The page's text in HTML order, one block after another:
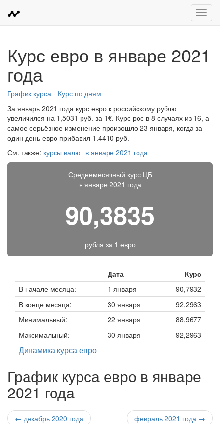
Меню
Курс евро в январе 2021
года
График курса
Курс по дням
За январь 2021 года курс евро к российскому рублю
увеличился на 1,5031 руб. за 1€. Курс рос в 8 случаях из 16, а
самое серьёзное изменение произошло 23 января, когда за
один день евро прибавил 1,4410 руб.
См. также: курсы валют в январе 2021 года
Среднемесячный курс ЦБ
в январе 2021 года
90,3835
рубля за 1 евро
Дата
Курс
В начале месяца:
1 января
90,7932
В конце месяца:
30 января
92,2963
Минимальный:
22 января
88,9677
Максимальный:
30 января 92,2963
Динамика курса евро
График курса евро в январе
2021 года
← декабрь 2020 года февраль 2021 года →